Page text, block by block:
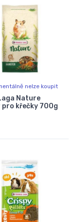
nelze koupit
Nature
pro křečky 700g